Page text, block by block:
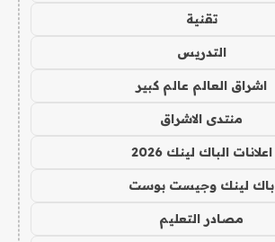
تقنية
التدريس
اشراق العالم عالم كبير
منتدى الاشراق
اعلانات الباك لينك 2026
باك لينك وجيست بوست
مصادر التعليم